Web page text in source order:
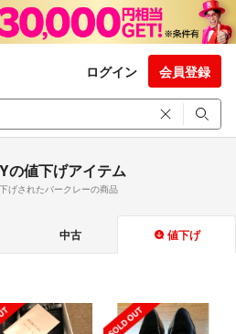
ログイン 会員登録
の値下げアイテム
げされたバークレーの商品
中古 値下げ